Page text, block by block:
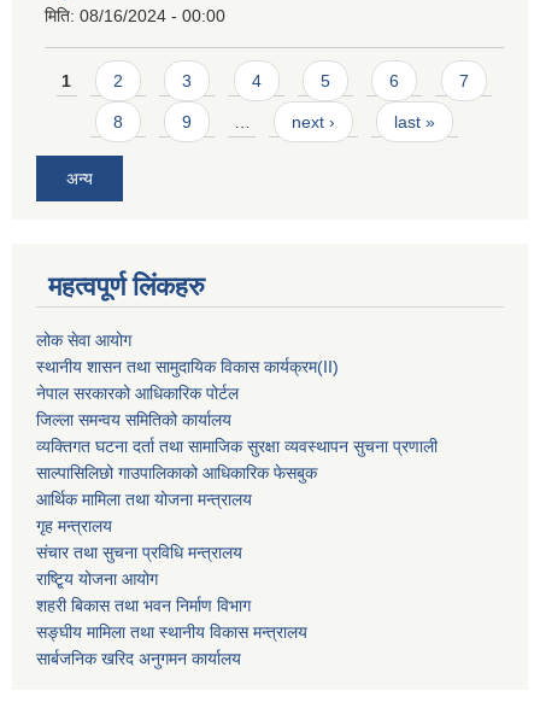
मिति: 08/16/2024 - 00:00
Pages
1 2 3 4 5 6 7
8 9 … next › last »
अन्य
महत्वपूर्ण लिंकहरु
लोक सेवा आयोग
स्थानीय शासन तथा सामुदायिक विकास कार्यक्रम(II)
नेपाल सरकारको आधिकारिक पोर्टल
जिल्ला समन्वय समितिको कार्यालय
व्यक्तिगत घटना दर्ता तथा सामाजिक सुरक्षा व्यवस्थापन सुचना प्रणाली
साल्पासिलिछो गाउपालिकाको आधिकारिक फेसबुक
आर्थिक मामिला तथा योजना मन्त्रालय
गृह मन्त्रालय
संचार तथा सुचना प्रविधि मन्त्रालय
राष्टि्ृय योजना आयोग
शहरी बिकास तथा भवन निर्माण विभाग
सङ्घीय मामिला तथा स्थानीय विकास मन्त्रालय
सार्बजनिक खरिद अनुगमन कार्यालय